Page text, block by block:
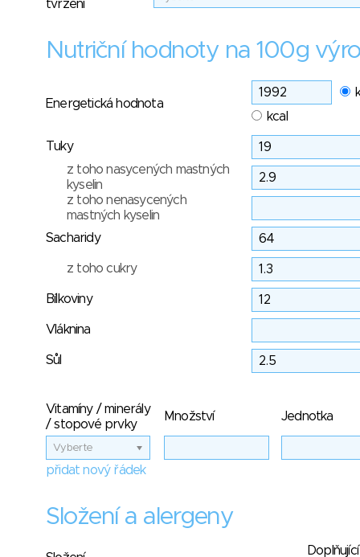
tvrzení
Nutriční hodnoty na 100g
Energetická hodnota
kcal
Tuky
z toho nasycených mastných
kyselin
z toho nenasycených
mastných kyselin
Sacharidy
z toho cukry
Bílkoviny
Vláknina
Sůl
Vitamíny / minerály
/ stopové prvky
Množství Jednotka
Vyberte
přidat nový řádek
Složení a alergeny
Doplňující